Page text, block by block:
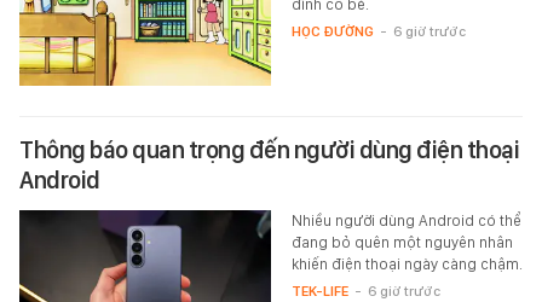
đình cô bé.
HỌC ĐƯỜNG - 6 giờ trước
Thông báo quan trọng đến người dùng điện thoại
Android
Nhiều người dùng Android có thể
đang bỏ quên một nguyên nhân
khiến điện thoại ngày càng chậm.
TEK-LIFE - 6 giờ trước